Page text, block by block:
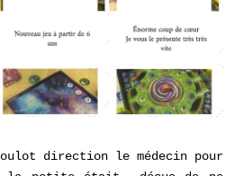
direction le médecin pour